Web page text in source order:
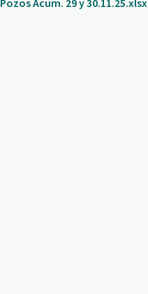
Pozos Acum. 29 y 30.11.25.xlsx